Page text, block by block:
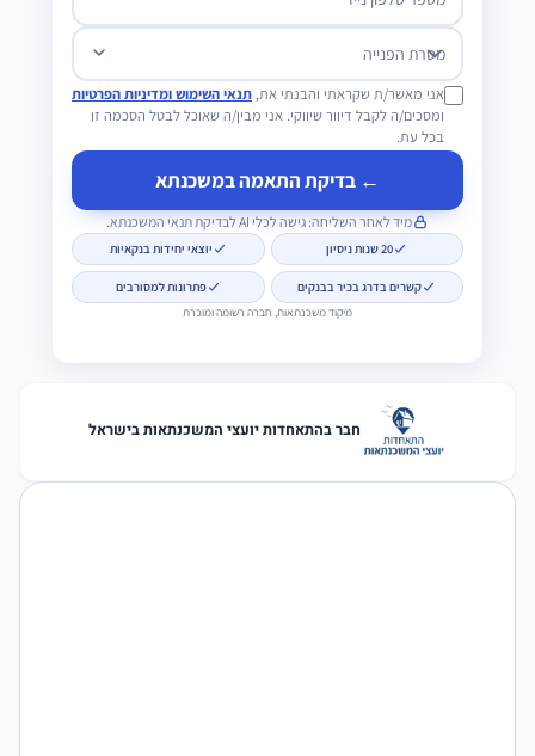
מטרת הפנייה
אני מאשר/ת שקראתי והבנתי את, תנאי השימוש ומדיניות הפרטיות
ומסכים/ה לקבל דיוור שיווקי. אני מבין/ה שאוכל לבטל הסכמה זו
בכל עת.
← בדיקת התאמה במשכנתא
מיד לאחר השליחה: גישה לכלי AI לבדיקת תנאי המשכנתא.
20 שנות ניסיון יוצאי יחידות בנקאיות
קשרים בדרג בכיר בבנקים פתרונות למסורבים
מיקוד משכנתאות, חברה רשומה ומוכרת
חבר בהתאחדות יועצי המשכנתאות בישראל